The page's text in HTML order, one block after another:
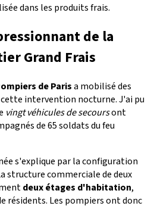
dans les produits frais.
de la
Grand Frais
de Parisa mobilisé des
intervention nocturne. J'ai pu
vingt véhicules de secoursont
de 65 soldats du feu
s'explique par la configuration
structure commerciale de deux
deux étages d'habitation,
résidents. Les pompiers ont donc